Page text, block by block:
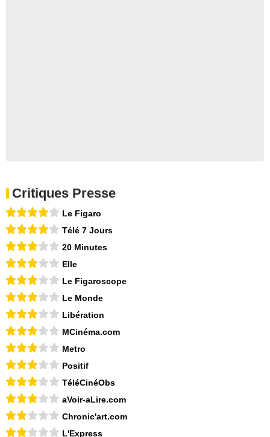
Critiques Presse
Le Figaro
Télé 7 Jours
20 Minutes
Elle
Le Figaroscope
Le Monde
Libération
MCinéma.com
Metro
Positif
TéléCinéObs
aVoir-aLire.com
Chronic'art.com
L'Express